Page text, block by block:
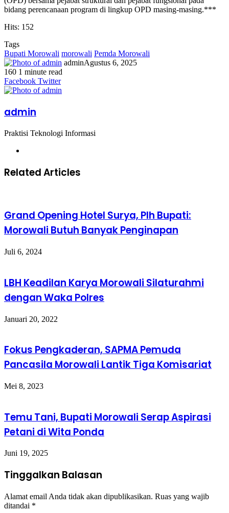
bidang perencanaan program di lingkup OPD masing-masing.***
Hits: 152
Tags
Bupati Morowali morowali Pemda Morowali
adminAgustus 6, 2025
160 1 minute read
Facebook
Twitter
LinkedIn
WhatsApp
Share
via
Print
Facebook TwitterMessenger
Messenger
WhatsApp
Telegram
Share
via
Print
admin
Praktisi Teknologi Informasi
Related Articles
Grand Opening Hotel Surya, Plh Bupati:
Morowali Butuh Banyak Penginapan
Juli 6, 2024
LBH Keadilan Karya Morowali Silaturahmi
dengan Waka Polres
Januari 20, 2022
Fokus Pengkaderan, SAPMA Pemuda
Pancasila Morowali Lantik Tiga Komisariat
Mei 8, 2023
Temu Tani, Bupati Morowali Serap Aspirasi
Petani di Wita Ponda
Juni 19, 2025
Tinggalkan Balasan
Alamat email Anda tidak akan dipublikasikan. Ruas yang wajib
ditandai *